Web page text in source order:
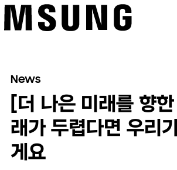
News
[더 나은 미래를 향
래가 두렵다면 우리
게요